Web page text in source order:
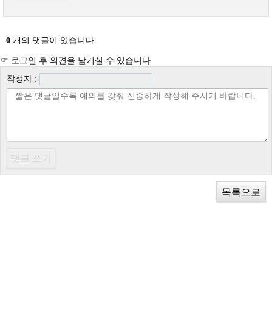
0 개의 댓글이 있습니다.
☞ 로그인 후 의견을 남기실 수 있습니다
작성자 :
목록으로